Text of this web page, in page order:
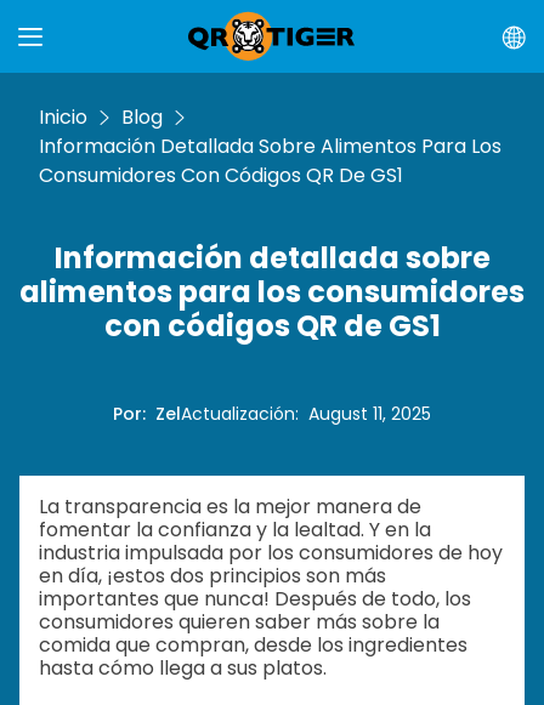
Inicio
Blog
Información Detallada Sobre Alimentos Para Los
Consumidores Con Códigos QR De GS1
Información detallada sobre
alimentos para los consumidores
con códigos QR de GS1
Por: ZelActualización: August 11, 2025
La transparencia es la mejor manera de
fomentar la confianza y la lealtad. Y en la
industria impulsada por los consumidores de hoy
en día, ¡estos dos principios son más
importantes que nunca! Después de todo, los
consumidores quieren saber más sobre la
comida que compran, desde los ingredientes
hasta cómo llega a sus platos.